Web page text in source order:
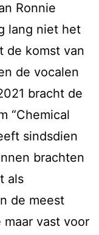
Ronnie
lang niet het
de komst van
de vocalen
bracht de
“Chemical
sindsdien
brachten
als
de meest
vast voor